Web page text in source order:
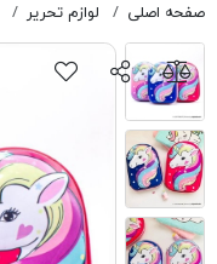
صفحه اصلی لوازم تحریر